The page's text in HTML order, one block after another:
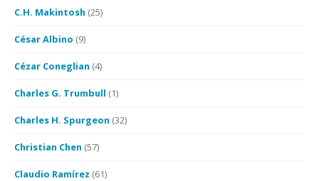
C.H. Makintosh (25)
César Albino (9)
Cézar Coneglian (4)
Charles G. Trumbull (1)
Charles H. Spurgeon (32)
Christian Chen (57)
Claudio Ramírez (61)